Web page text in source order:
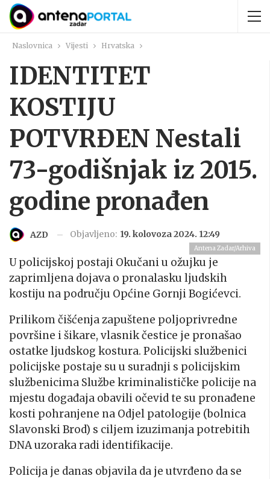
Naslovnica Vijesti Hrvatska
IDENTITET
KOSTIJU
POTVRĐEN Nestali
73-godišnjak iz 2015.
godine pronađen
AZD Objavljeno: 19. kolovoza 2024. 12:49
Antena Zadar/Arhiva
U policijskoj postaji Okučani u ožujku je
zaprimljena dojava o pronalasku ljudskih
kostiju na području Općine Gornji Bogićevci.
Prilikom čišćenja zapuštene poljoprivredne
površine i šikare, vlasnik čestice je pronašao
ostatke ljudskog kostura. Policijski službenici
policijske postaje su u suradnji s policijskim
službenicima Službe kriminalističke policije na
mjestu događaja obavili očevid te su pronađene
kosti pohranjene na Odjel patologije (bolnica
Slavonski Brod) s ciljem izuzimanja potrebitih
DNA uzoraka radi identifikacije.
Policija je danas objavila da je utvrđeno da se